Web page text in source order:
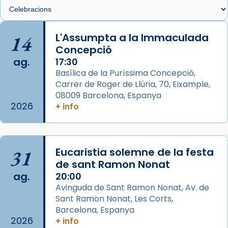
🔗
📸 J. Merino
Photo
View on Facebook ·
Arquebisbat de Barcelonais at Catedral
de Barcelona.
2 weeks ago
comitè organitzador de la visita apostòlica
del Sant Pare Lleó XIV a Barcelona, i als
col·laboradors, a la Catedral de Barcelona.
L’arquebisbe de Barcelona, el cardenal Joan
Josep Omella, ha presidit la missa i l’ha
concelebrat el bisbe auxiliar de Barcelona,
14
ag.
2026
L'Assumpta a la Immaculada
Concepció
17:30
Basílica de la Puríssima Concepció,
Carrer de Roger de Llúria, 70, Eixample,
08009 Barcelona, Espanya
+ info
31
ag.
2026
Eucaristia solemne de la festa
de sant Ramon Nonat
20:00
Avinguda de Sant Ramon Nonat, Av. de
Sant Ramon Nonat, Les Corts,
Barcelona, Espanya
+ info